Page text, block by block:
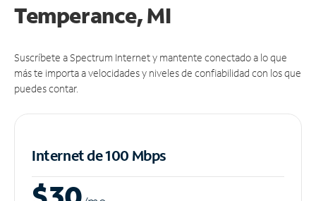
Temperance, MI
Suscríbete a Spectrum Internet y mantente conectado a lo que
más te importa a velocidades y niveles de confiabilidad con los que
puedes contar.
Internet de 100 Mbps